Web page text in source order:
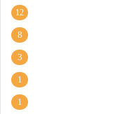
12
8
3
1
1